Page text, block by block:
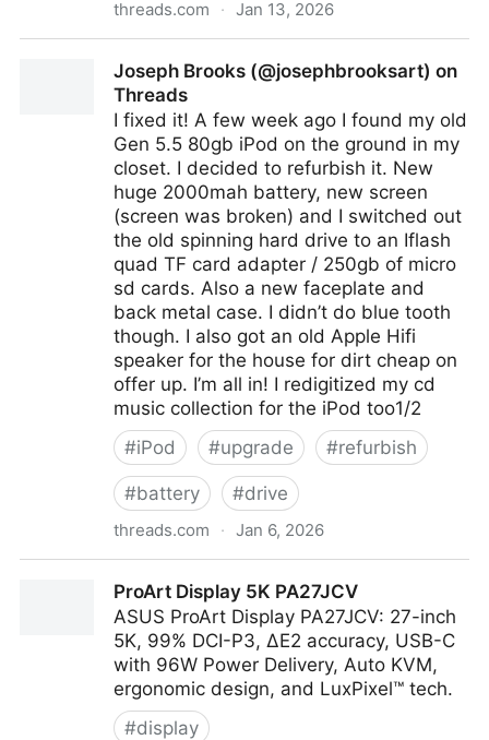
threads.com · Jan 13, 2026
Joseph Brooks (@josephbrooksart) on
Threads
I fixed it! A few week ago I found my old
Gen 5.5 80gb iPod on the ground in my
closet. I decided to refurbish it. New
huge 2000mah battery, new screen
(screen was broken) and I switched out
the old spinning hard drive to an Iflash
quad TF card adapter / 250gb of micro
sd cards. Also a new faceplate and
back metal case. I didn’t do blue tooth
though. I also got an old Apple Hifi
speaker for the house for dirt cheap on
offer up. I’m all in! I redigitized my cd
music collection for the iPod too1/2
#iPod #upgrade #refurbish
#battery #drive
threads.com · Jan 6, 2026
ProArt Display 5K PA27JCV
ASUS ProArt Display PA27JCV: 27-inch
5K, 99% DCI-P3, ΔE2 accuracy, USB-C
with 96W Power Delivery, Auto KVM,
ergonomic design, and LuxPixel™ tech.
#display